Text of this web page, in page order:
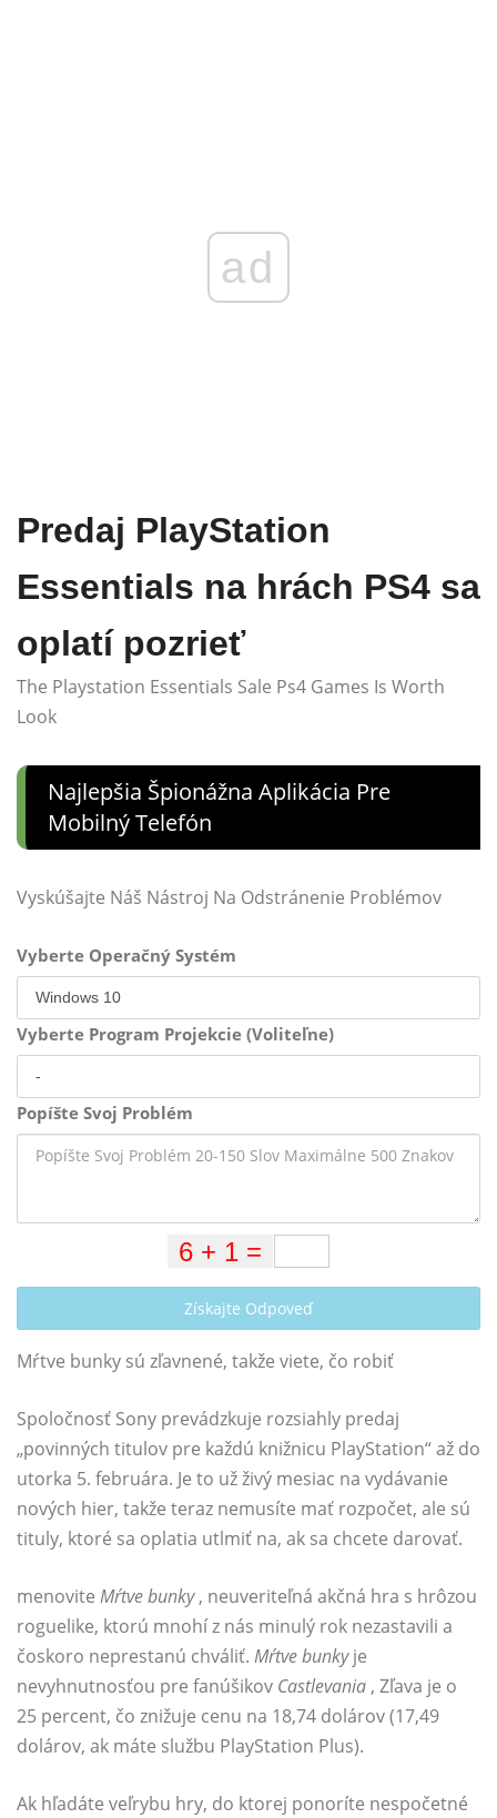
ad
Predaj PlayStation
Essentials na hrách PS4 sa
oplatí pozrieť
The Playstation Essentials Sale Ps4 Games Is Worth
Look
Najlepšia Špionážna Aplikácia Pre
Mobilný Telefón
Vyskúšajte Náš Nástroj Na Odstránenie Problémov
Vyberte Operačný Systém
Vyberte Program Projekcie (Voliteľne)
Popíšte Svoj Problém
Získajte Odpoveď
Mŕtve bunky sú zľavnené, takže viete, čo robiť
Spoločnosť Sony prevádzkuje rozsiahly predaj
„povinných titulov pre každú knižnicu PlayStation“ až do
utorka 5. februára. Je to už živý mesiac na vydávanie
nových hier, takže teraz nemusíte mať rozpočet, ale sú
tituly, ktoré sa oplatia utlmiť na, ak sa chcete darovať.
menovite Mŕtve bunky, neuveriteľná akčná hra s hrôzou
roguelike, ktorú mnohí z nás minulý rok nezastavili a
čoskoro neprestanú chváliť. Mŕtve bunkyje
nevyhnutnosťou pre fanúšikov Castlevania , Zľava je o
25 percent, čo znižuje cenu na 18,74 dolárov (17,49
dolárov, ak máte službu PlayStation Plus).
Ak hľadáte veľrybu hry, do ktorej ponoríte nespočetné